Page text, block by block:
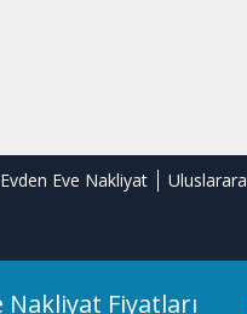
Eve Nakliyat
Nakliyat Fiyatları